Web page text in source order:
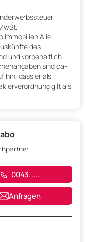
Immobilien Alle
des
und vorbehaltlich
sind ca-
hin, dass er als
gilt als
0043. ....
Anfragen